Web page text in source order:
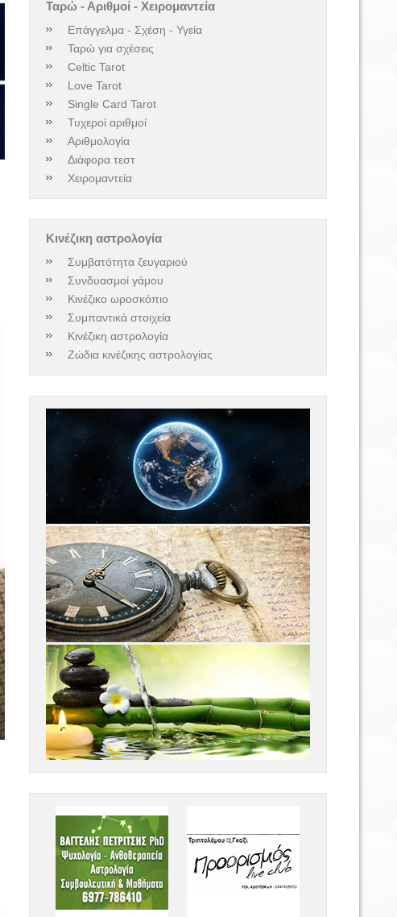
Ταρώ - Αριθμοί - Χειρομαντεία
Επάγγελμα - Σχέση - Υγεία
Ταρώ για σχέσεις
Celtic Tarot
Love Tarot
Single Card Tarot
Τυχεροί αριθμοί
Αριθμολογία
Διάφορα τεστ
Χειρομαντεία
Κινέζικη αστρολογία
Συμβατότητα ζευγαριού
Συνδυασμοί γάμου
Κινέζικο ωροσκόπιο
Συμπαντικά στοιχεία
Κινέζικη αστρολογία
Ζώδια κινέζικης αστρολογίας